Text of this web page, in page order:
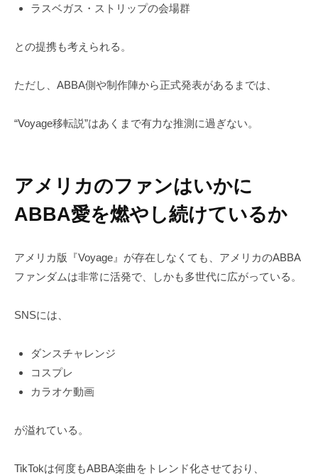
ラスベガス・ストリップの会場群
との提携も考えられる。
ただし、ABBA側や制作陣から正式発表があるまでは、
“Voyage移転説”はあくまで有力な推測に過ぎない。
アメリカのファンはいかに
ABBA愛を燃やし続けているか
アメリカ版『Voyage』が存在しなくても、アメリカのABBA
ファンダムは非常に活発で、しかも多世代に広がっている。
SNSには、
ダンスチャレンジ
コスプレ
カラオケ動画
が溢れている。
TikTokは何度もABBA楽曲をトレンド化させており、